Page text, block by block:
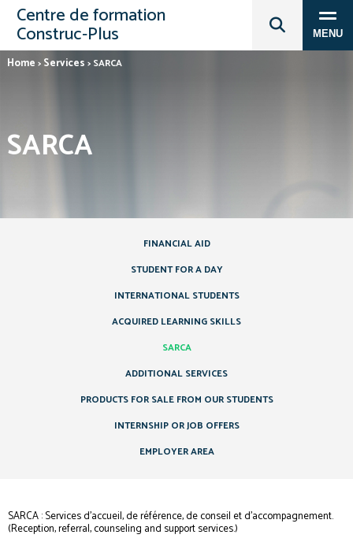
Centre de formation
Construc‑Plus MENU
Home > Services > SARCA
SARCA
FINANCIAL AID
STUDENT FOR A DAY
INTERNATIONAL STUDENTS
ACQUIRED LEARNING SKILLS
SARCA
ADDITIONAL SERVICES
PRODUCTS FOR SALE FROM OUR STUDENTS
INTERNSHIP OR JOB OFFERS
EMPLOYER AREA
SARCA : Services d’accueil, de référence, de conseil et d’accompagnement.
(Reception, referral, counseling and support services.)